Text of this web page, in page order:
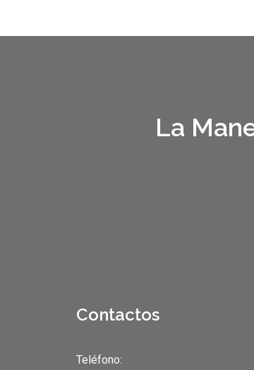
La
Contactos
Teléfono: